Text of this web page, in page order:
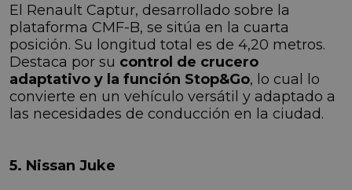
El Renault Captur, desarrollado sobre la
plataforma CMF-B, se sitúa en la cuarta
posición. Su longitud total es de 4,20 metros.
Destaca por su control de crucero
adaptativo y la función Stop&Go, lo cual lo
convierte en un vehículo versátil y adaptado a
las necesidades de conducción en la ciudad.
5. Nissan Juke